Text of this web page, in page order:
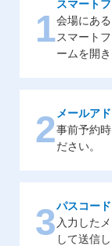
1
スマート
会場にあ
スマート
ームを開き
2 メールア
事前予約
ださい。
3パスコー
入力した
して送信し